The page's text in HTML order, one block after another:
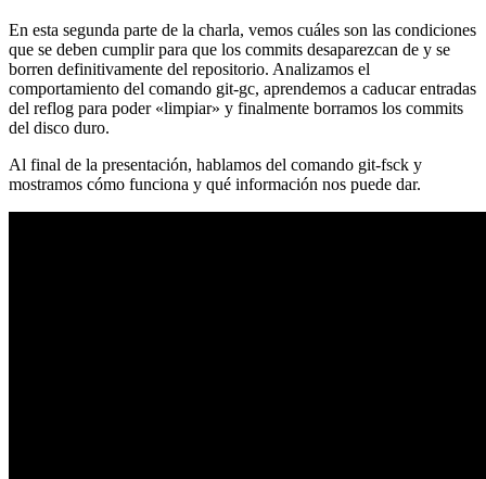
En esta segunda parte de la charla, vemos cuáles son las condiciones
que se deben cumplir para que los commits desaparezcan de y se
borren definitivamente del repositorio. Analizamos el
comportamiento del comando git-gc, aprendemos a caducar entradas
del reflog para poder «limpiar» y finalmente borramos los commits
del disco duro.
Al final de la presentación, hablamos del comando git-fsck y
mostramos cómo funciona y qué información nos puede dar.